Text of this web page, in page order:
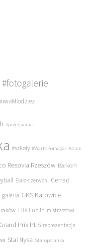
#fotogalerie
#pożegnania
#szkoły #WartoPomagac Adam
Resovia Rzeszów Barkom
Biało-czerwoni Cerrad
galeria GKS Katowice
LUK Lublin mistrzostwa
Prix PLS reprezentacja
Stal Nysa Staropolanka